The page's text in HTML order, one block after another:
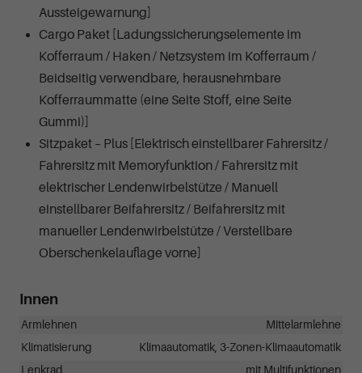
Aussteigewarnung]
Cargo Paket [Ladungssicherungselemente im
Kofferraum / Haken / Netzsystem im Kofferraum /
Beidseitig verwendbare, herausnehmbare
Kofferraummatte (eine Seite Stoff, eine Seite
Gummi)]
Sitzpaket – Plus [Elektrisch einstellbarer Fahrersitz /
Fahrersitz mit Memoryfunktion / Fahrersitz mit
elektrischer Lendenwirbelstütze / Manuell
einstellbarer Beifahrersitz / Beifahrersitz mit
manueller Lendenwirbelstütze / Verstellbare
Oberschenkelauflage vorne]
Innen
Armlehnen
Mittelarmlehne
Klimatisierung
Klimaautomatik, 3-Zonen-Klimaautomatik
Lenkrad
mit Multifunktionen